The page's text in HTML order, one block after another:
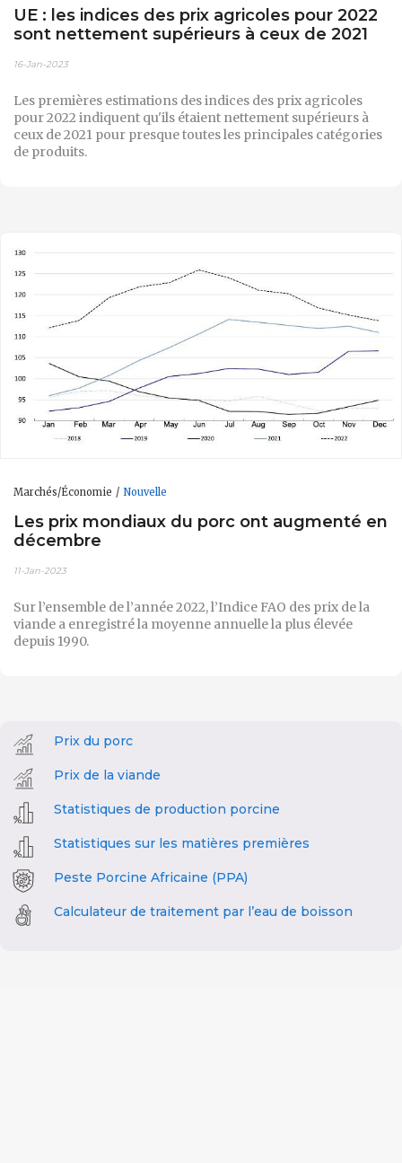
UE : les indices des prix agricoles pour 2022
sont nettement supérieurs à ceux de 2021
16-Jan-2023
Les premières estimations des indices des prix agricoles
pour 2022 indiquent qu'ils étaient nettement supérieurs à
ceux de 2021 pour presque toutes les principales catégories
de produits.
Marchés/Économie Nouvelle
Les prix mondiaux du porc ont augmenté en
décembre
11-Jan-2023
Sur l’ensemble de l’année 2022, l’Indice FAO des prix de la
viande a enregistréla moyenne annuelle la plus élevée
depuis 1990.
Prix du porc
Prix de la viande
Statistiques de production porcine
Statistiques sur les matières premières
Peste Porcine Africaine (PPA)
Calculateur de traitement par l’eau de boisson